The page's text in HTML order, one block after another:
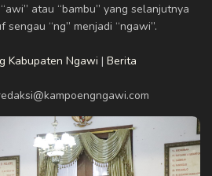
atau “bambu” yang selanjutnya
“ng” menjadi “ngawi”.
Kabupaten Ngawi | Berita